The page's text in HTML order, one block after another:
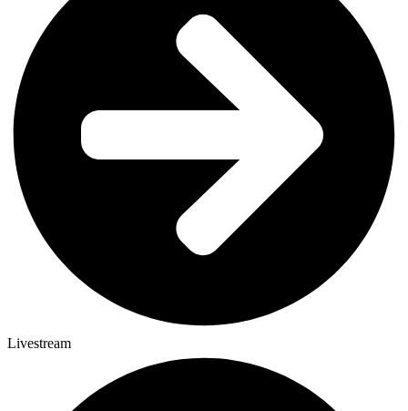
Livestream